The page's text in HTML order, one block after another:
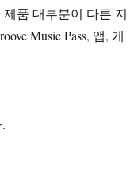
품 대부분이 다른 지
Music Pass, 앱, 게